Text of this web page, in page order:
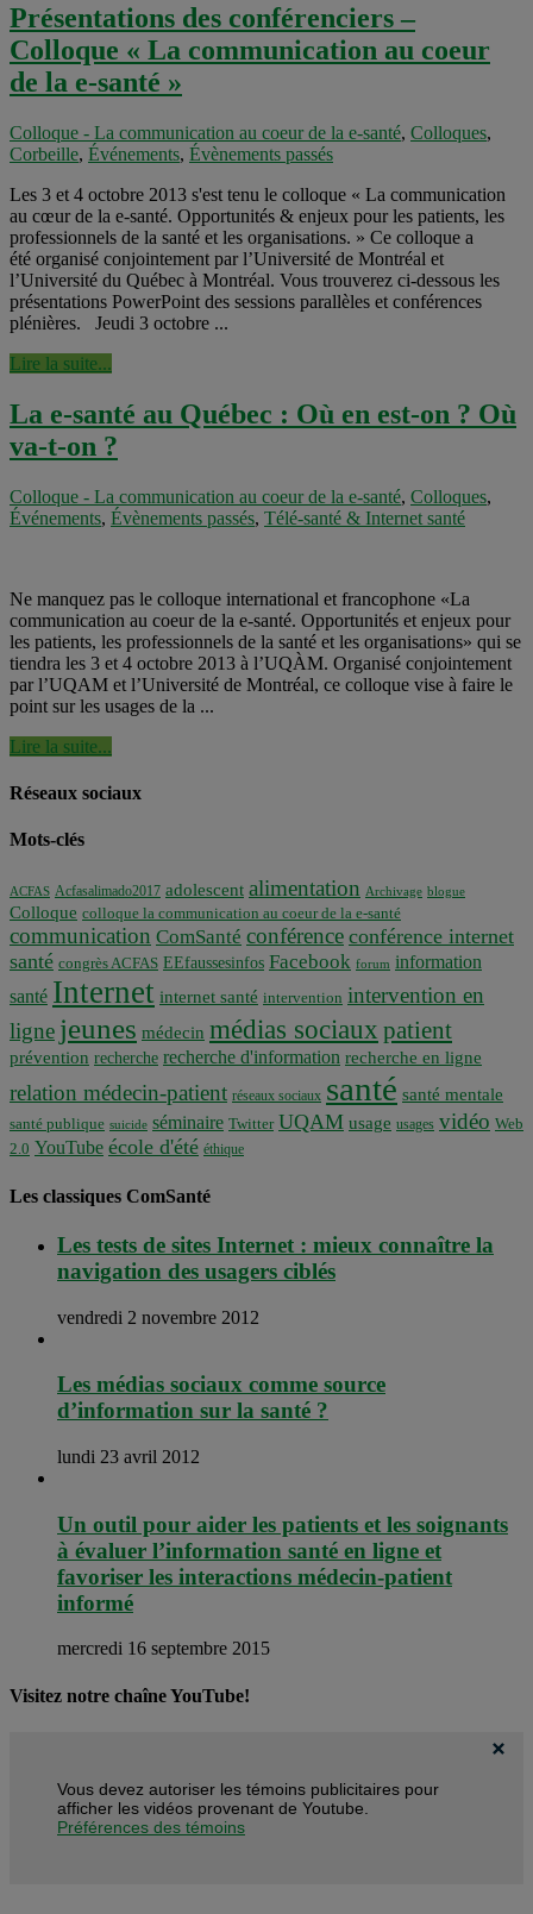
Présentations des conférenciers –
Colloque « La communication au coeur
de la e-santé »
Colloque - La communication au coeur de la e-santé, Colloques,
Corbeille, Événements, Évènements passés
Les 3 et 4 octobre 2013 s'est tenu le colloque « La communication
au cœur de la e-santé. Opportunités & enjeux pour les patients, les
professionnels de la santé et les organisations. » Ce colloque a
été organisé conjointement par l’Université de Montréal et
l’Université du Québec à Montréal. Vous trouverez ci-dessous les
présentations PowerPoint des sessions parallèles et conférences
plénières. Jeudi 3 octobre ...
Lire la suite...
La e-santé au Québec : Où en est-on ? Où
va-t-on ?
Colloque - La communication au coeur de la e-santé, Colloques,
Événements, Évènements passés, Télé-santé & Internet santé
Ne manquez pas le colloque international et francophone «La
communication au coeur de la e-santé. Opportunités et enjeux pour
les patients, les professionnels de la santé et les organisations» qui se
tiendra les 3 et 4 octobre 2013 à l’UQÀM. Organisé conjointement
par l’UQAM et l’Université de Montréal, ce colloque vise à faire le
point sur les usages de la ...
Lire la suite...
Réseaux sociaux
Mots-clés
ACFAS Acfasalimado2017 adolescent alimentation Archivage blogue
Colloque colloque la communication au coeur de la e-santé
communication ComSanté conférence conférence internet
santé congrès ACFAS EEfaussesinfos Facebook forum information
santé Internet internet santé intervention intervention en
ligne jeunes médecin médias sociaux patient
prévention recherche recherche d'information recherche en ligne
relation médecin-patient réseaux sociaux santé santé mentale
santé publique suicide séminaire Twitter UQAM usage usages vidéo Web
2.0 YouTube école d'été éthique
Les classiques ComSanté
Les tests de sites Internet : mieux connaître la
navigation des usagers ciblés
vendredi 2 novembre 2012
Les médias sociaux comme source
d’information sur la santé ?
lundi 23 avril 2012
Un outil pour aider les patients et les soignants
à évaluer l’information santé en ligne et
favoriser les interactions médecin-patient
informé
mercredi 16 septembre 2015
Visitez notre chaîne YouTube!
Vous devez autoriser les témoins publicitaires pour
afficher les vidéos provenant de Youtube.
Préférences des témoins